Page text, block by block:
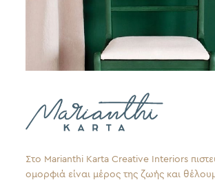
Στο Marianthi Karta Creative Interiors
ομορφιά είναι μέρος της ζωής και